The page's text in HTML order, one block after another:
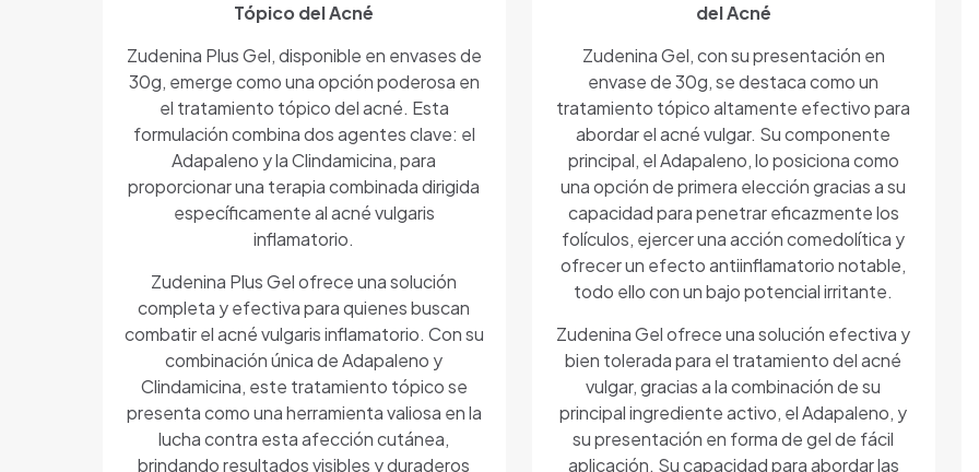
Tópico del Acné
Zudenina Plus Gel, disponible en envases de
30g, emerge como una opción poderosa en
el tratamiento tópico del acné. Esta
formulación combina dos agentes clave: el
Adapaleno y la Clindamicina, para
proporcionar una terapia combinada dirigida
específicamente al acné vulgaris
inflamatorio.
Zudenina Plus Gel ofrece una solución
completa y efectiva para quienes buscan
combatir el acné vulgaris inflamatorio. Con su
combinación única de Adapaleno y
Clindamicina, este tratamiento tópico se
presenta como una herramienta valiosa en la
lucha contra esta afección cutánea,
brindando resultados visibles y duraderos
del Acné
Zudenina Gel, con su presentación en
envase de 30g, se destaca como un
tratamiento tópico altamente efectivo para
abordar el acné vulgar. Su componente
principal, el Adapaleno, lo posiciona como
una opción de primera elección gracias a su
capacidad para penetrar eficazmente los
folículos, ejercer una acción comedolítica y
ofrecer un efecto antiinflamatorio notable,
todo ello con un bajo potencial irritante.
Zudenina Gel ofrece una solución efectiva y
bien tolerada para el tratamiento del acné
vulgar, gracias a la combinación de su
principal ingrediente activo, el Adapaleno, y
su presentación en forma de gel de fácil
aplicación. Su capacidad para abordar las